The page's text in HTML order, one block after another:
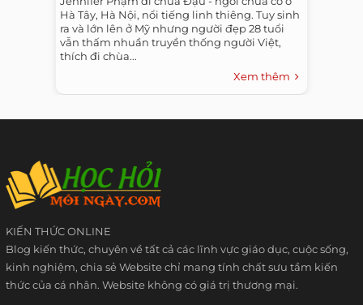
Hà Tây, Hà Nội, nổi tiếng linh thiêng. Tuy sinh
ra và lớn lên ở Mỹ nhưng người đẹp 28 tuổi
vẫn thấm nhuần truyền thống người Việt,
thích đi chùa...
Xem thêm
KIẾN THỨC ONLINE
Blog kiến thức, chuyên về tất cả các lĩnh vực giáo dục, cuộc sống,
kinh nghiệm, chia sẻ Website chỉ mang tính chất sưu tầm kiến
thức của cá nhân. Website không có giá trị thương mại.